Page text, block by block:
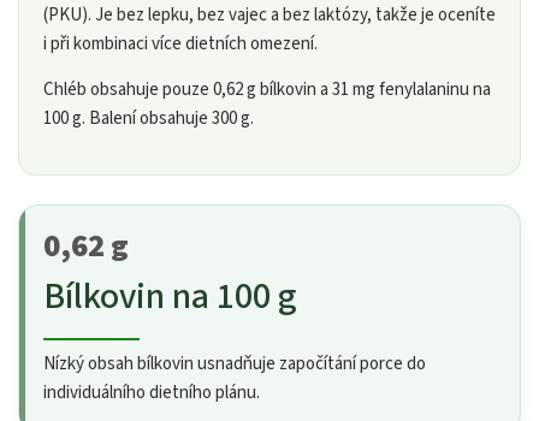
(PKU). Je bez lepku, bez vajec a bez laktózy, takže je oceníte
i při kombinaci více dietních omezení.
Chléb obsahuje pouze 0,62 g bílkovin a 31 mg fenylalaninu na
100 g. Balení obsahuje 300 g.
0,62 g
Bílkovin na 100 g
Nízký obsah bílkovin usnadňuje započítání porce do
individuálního dietního plánu.